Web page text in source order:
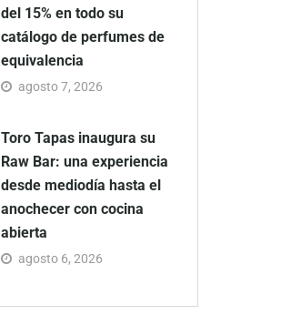
del 15% en todo su
catálogo de perfumes de
equivalencia
agosto 7, 2026
Toro Tapas inaugura su
Raw Bar: una experiencia
desde mediodía hasta el
anochecer con cocina
abierta
agosto 6, 2026